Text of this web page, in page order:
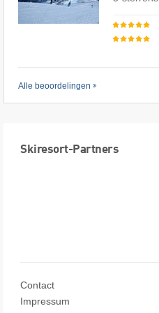
Alle beoordelingen
Skiresort-Partners
Contact
Impressum